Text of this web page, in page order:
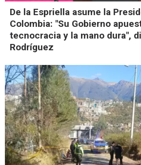
De la Espriella asume la
Colombia: "Su Gobierno
tecnocracia y la mano dura",
Rodríguez